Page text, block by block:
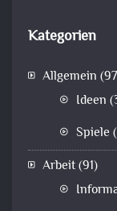
Kategorien
Allgemein
Ideen
Spiele
Arbeit(91)